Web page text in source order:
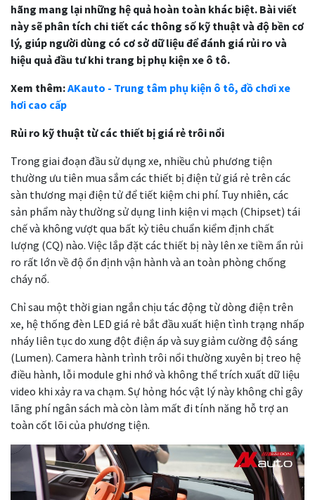
hãng mang lại những hệ quả hoàn toàn khác biệt. Bài viết
này sẽ phân tích chi tiết các thông số kỹ thuật và độ bền cơ
lý, giúp người dùng có cơ sở dữ liệu để đánh giá rủi ro và
hiệu quả đầu tư khi trang bị phụ kiện xe ô tô.
Xem thêm:AKauto - Trung tâm phụ kiện ô tô, đồ chơi xe
hơi cao cấp
Rủi ro kỹ thuật từ các thiết bị giá rẻ trôi nổi
Trong giai đoạn đầu sử dụng xe, nhiều chủ phương tiện
thường ưu tiên mua sắm các thiết bị điện tử giá rẻ trên các
sàn thương mại điện tử để tiết kiệm chi phí. Tuy nhiên, các
sản phẩm này thường sử dụng linh kiện vi mạch (Chipset) tái
chế và không vượt qua bất kỳ tiêu chuẩn kiểm định chất
lượng (CQ) nào. Việc lắp đặt các thiết bị này lên xe tiềm ẩn rủi
ro rất lớn về độ ổn định vận hành và an toàn phòng chống
cháy nổ.
Chỉ sau một thời gian ngắn chịu tác động từ dòng điện trên
xe, hệ thống đèn LED giá rẻ bắt đầu xuất hiện tình trạng nhấp
nháy liên tục do xung đột điện áp và suy giảm cường độ sáng
(Lumen). Camera hành trình trôi nổi thường xuyên bị treo hệ
điều hành, lỗi module ghi nhớ và không thể trích xuất dữ liệu
video khi xảy ra va chạm. Sự hỏng hóc vật lý này không chỉ gây
lãng phí ngân sách mà còn làm mất đi tính năng hỗ trợ an
toàn cốt lõi của phương tiện.